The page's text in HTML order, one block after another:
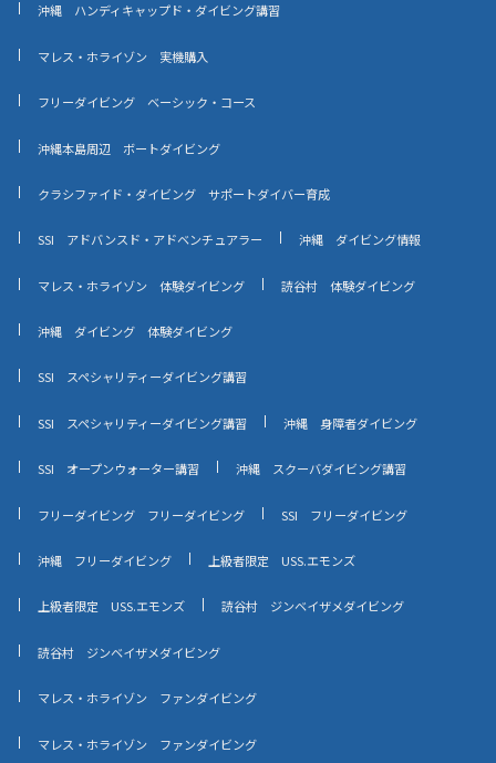
沖縄 ハンディキャップド・ダイビング講習
マレス・ホライゾン 実機購入
フリーダイビング ベーシック・コース
沖縄本島周辺 ボートダイビング
クラシファイド・ダイビング サポートダイバー育成
SSI アドバンスド・アドベンチュアラー 沖縄 ダイビング情報
マレス・ホライゾン 体験ダイビング 読谷村 体験ダイビング
沖縄 ダイビング 体験ダイビング
SSI スペシャリティーダイビング講習
SSI スペシャリティーダイビング講習 沖縄 身障者ダイビング
SSI オープンウォーター講習 沖縄 スクーバダイビング講習
フリーダイビング フリーダイビング SSI フリーダイビング
沖縄 フリーダイビング 上級者限定 USS.エモンズ
上級者限定 USS.エモンズ 読谷村 ジンベイザメダイビング
読谷村 ジンベイザメダイビング
マレス・ホライゾン ファンダイビング
マレス・ホライゾン ファンダイビング